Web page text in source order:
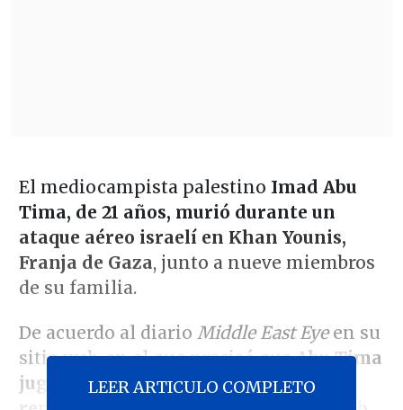
El mediocampista palestino Imad Abu
Tima, de 21 años, murió durante un
ataque aéreo israelí en Khan Younis,
Franja de Gaza, junto a nueve miembros
de su familia.
De acuerdo al diario Middle East Eyeen su
sitio web, en el que precisó queAbu Tima
jugó en el club Ittihad Khan Younis y
LEER ARTICULO COMPLETO